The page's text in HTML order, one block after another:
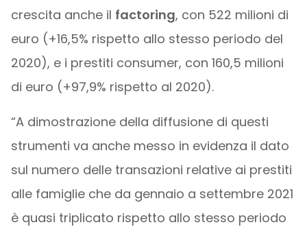
crescita anche il factoring, con 522 milioni di
euro (+16,5% rispetto allo stesso periodo del
2020), e i prestiti consumer, con 160,5 milioni
di euro (+97,9% rispetto al 2020).
“A dimostrazione della diffusione di questi
strumenti va anche messo in evidenza il dato
sul numero delle transazioni relative ai prestiti
alle famiglie che da gennaio a settembre 2021
è quasi triplicato rispetto allo stesso periodo